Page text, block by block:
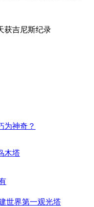
获吉尼斯纪录
为神奇？
木塔
世界第一观光塔